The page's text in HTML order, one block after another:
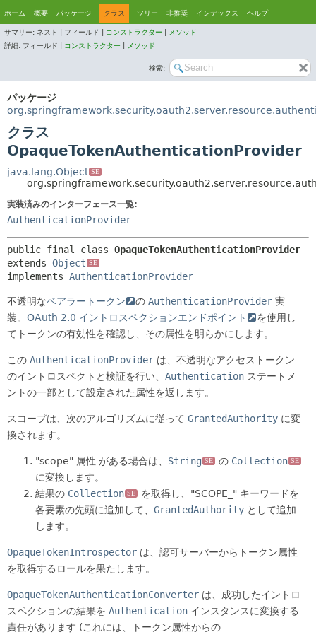
ホーム 概要 パッケージ クラス ツリー 非推奨 インデックス ヘルプ
サマリー: ネスト | フィールド | コンストラクター
メソッド
詳細: フィールド | コンストラクター メソッド
検索:
パッケージ
クラス
OpaqueTokenAuthenticationProvider
java.lang.Object SE
実装済みのインターフェース一覧:
AuthenticationProvider
public final class OpaqueTokenAuthenticationProvider
extends Object SE
implements AuthenticationProvider
不透明なベアラートークン の AuthenticationProvider 実
装。 OAuth 2.0 イントロスペクションエンドポイント
を使用し
てトークンの有効性を確認し、その属性を明らかにします。
この AuthenticationProvider は、不透明なアクセストークン
のイントロスペクトと検証を行い、 Authentication ステートメ
ントの一部として設定された属性を返します。
スコープは、次のアルゴリズムに従って GrantedAuthority に変
換されます。
"scope" 属性 がある場合は、 String SE の Collection SE
に変換します。
結果の Collection SE
を取得し、"SCOPE_" キーワードを
各要素の先頭に追加して、 GrantedAuthority として追加
します。
OpaqueTokenIntrospector は、認可サーバーからトークン属性
を取得するロールを果たします。
OpaqueTokenAuthenticationConverter は、成功したイントロ
スペクションの結果を Authentication インスタンスに変換する
責任があります (これには、トークン属性からの